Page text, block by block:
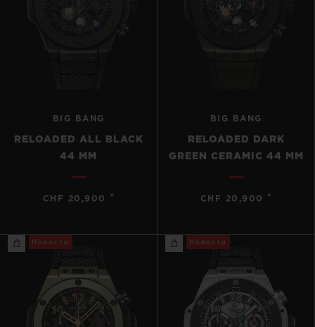
BIG BANG
RELOADED ALL BLACK
44 MM
CHF 20,900 •
BIG BANG
RELOADED DARK
GREEN CERAMIC 44 MM
CHF 20,900 •
Новости Новости